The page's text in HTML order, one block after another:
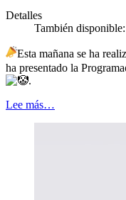
Detalles
También disponible:
Esta mañana se ha
ha presentado la
.
Lee más…